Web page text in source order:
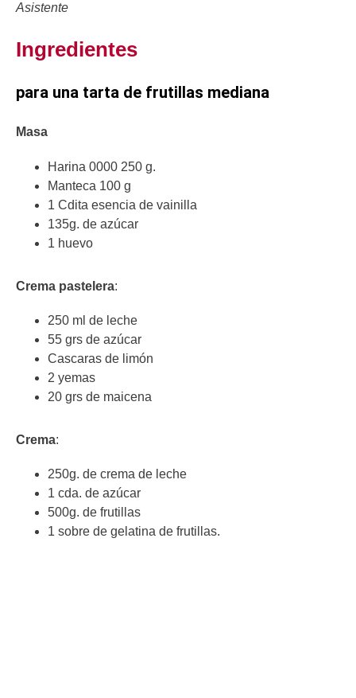
Asistente
Ingredientes
para una tarta de frutillas mediana
Masa
Harina 0000 250 g.
Manteca 100 g
1 Cdita esencia de vainilla
135g. de azúcar
1 huevo
Crema pastelera:
250 ml de leche
55 grs de azúcar
Cascaras de limón
2 yemas
20 grs de maicena
Crema:
250g. de crema de leche
1 cda. de azúcar
500g. de frutillas
1 sobre de gelatina de frutillas.